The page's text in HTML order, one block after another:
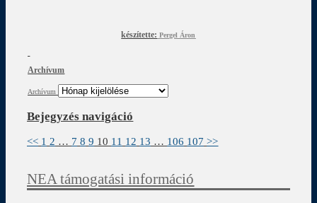
készítette: Pergel Áron
Archívum
Archívum
Bejegyzés navigáció
<< 1 2 … 7 8 9 10 11 12 13 … 106 107 >>
NEA támogatási információ